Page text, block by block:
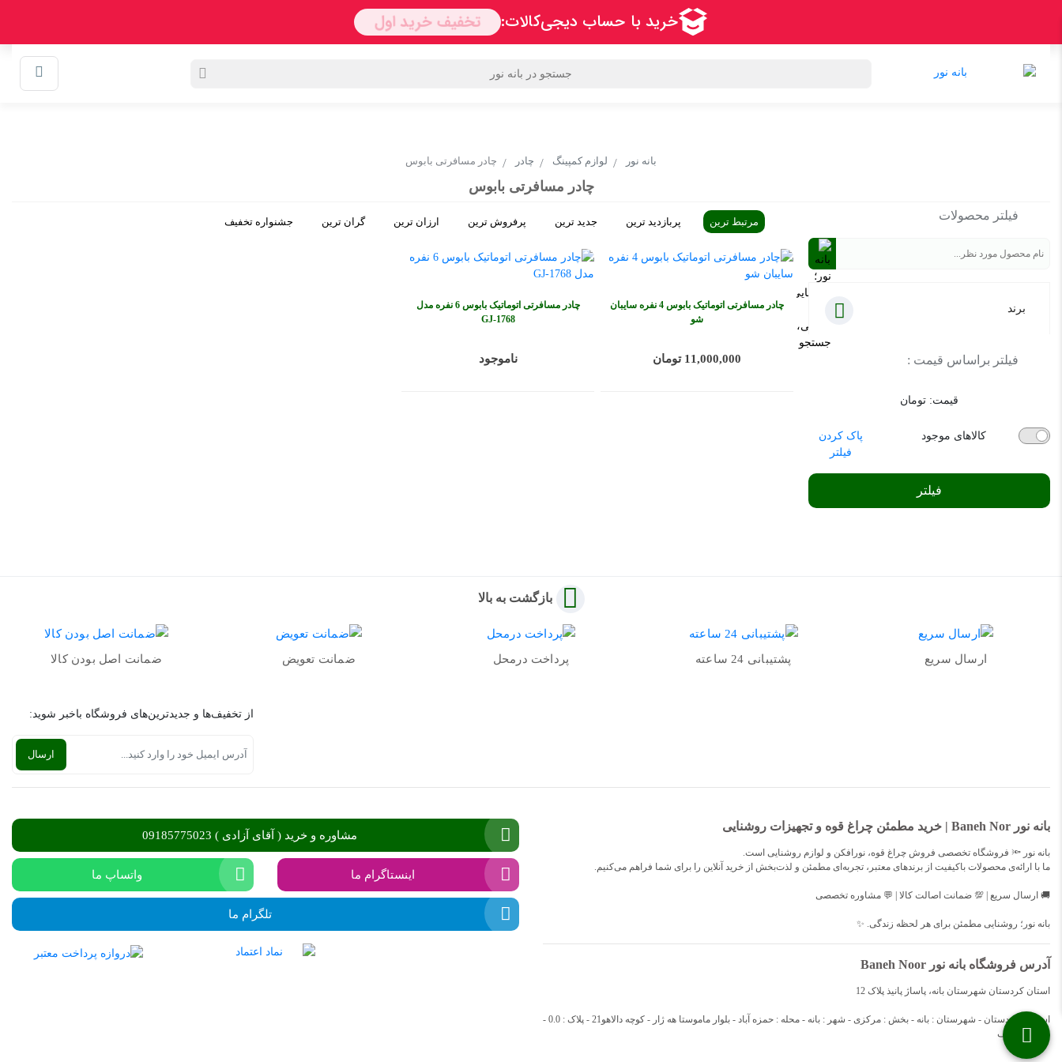
بانه نور لوازم کمپینگ چادر چادر مسافرتی بابوس
چادر مسافرتی بابوس
فیلتر محصولات
برند
فیلتر براساس قیمت :
قیمت: تومان
کالاهای موجود
پاک کردن
فیلتر
فیلتر
مرتبط ترین پربازدید ترین جدید ترین پرفروش ترین ارزان ترین گران ترین جشنواره تخفیف
چادر مسافرتی اتوماتیک بابوس 4 نفره سایبان
شو
11,000,000 تومان
چادر مسافرتی اتوماتیک بابوس 6 نفره مدل
GJ‑1768
ناموجود
بازگشت به بالا
ارسال سریع پشتیبانی 24 ساعته پرداخت درمحل ضمانت تعویض ضمانت اصل بودن کالا
از تخفیف‌ها و جدیدترین‌های فروشگاه باخبر شوید:
بانه نور Baneh Nor | خرید مطمئن چراغ قوه و تجهیزات روشنایی
بانه نور 🔦 فروشگاه تخصصی فروش چراغ قوه، نورافکن و لوازم روشنایی است.
ما با ارائه‌ی محصولات باکیفیت از برندهای معتبر، تجربه‌ای مطمئن و لذت‌بخش از خرید آنلاین را برای شما فراهم می‌کنیم.
🚚 ارسال سریع | 💯 ضمانت اصالت کالا | 💬 مشاوره تخصصی
بانه نور؛ روشنایی مطمئن برای هر لحظه زندگی. ✨
آدرس فروشگاه بانه نور Baneh Noor
استان کردستان شهرستان بانه، پاساژ پانیذ پلاک 12
استان : کردستان - شهرستان : بانه - بخش : مرکزی - شهر : بانه - محله : حمزه آباد - بلوار ماموستا هه ژار - کوچه دالاهو21 - پلاک : 0.0 -
طبقه : همکف
مشاوره و خرید ( آقای آزادی ) 09185775023
اینستاگرام ما واتساپ ما
تلگرام ما